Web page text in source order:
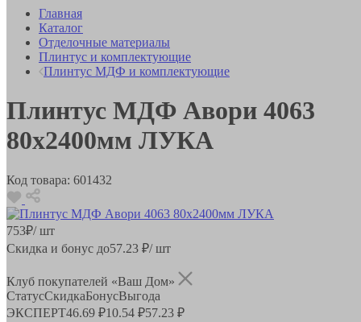
Главная
Каталог
Отделочные материалы
Плинтус и комплектующие
Плинтус МДФ и комплектующие
Плинтус МДФ Авори 4063
80х2400мм ЛУКА
Код товара: 601432
753₽/ шт
Скидка и бонус до57.23 ₽/ шт
Клуб покупателей «Ваш Дом»
СтатусСкидкаБонусВыгода
ЭКСПЕРТ46.69 ₽10.54 ₽57.23 ₽